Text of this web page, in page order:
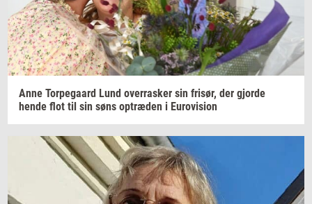
Anne Tor­pe­gaard Lund over­ra­sker sin fri­sør, der gjor­de
hende flot til sin søns op­træ­den i Eu­ro­vi­sion